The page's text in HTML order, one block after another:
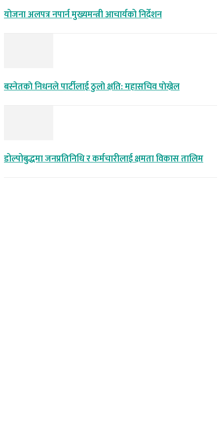
योजना अलपत्र नपार्न मुख्यमन्त्री आचार्यको निर्देशन
बस्नेतकाे निधनले पार्टीलाई ठुलाे क्षति: महासचिव पाेख्रेल
डोल्पोबुद्धमा जनप्रतिनिधि र कर्मचारीलाई क्षमता विकास तालिम